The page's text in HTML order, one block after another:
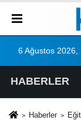
6 Ağustos 2026,
HABERLER
Haberler